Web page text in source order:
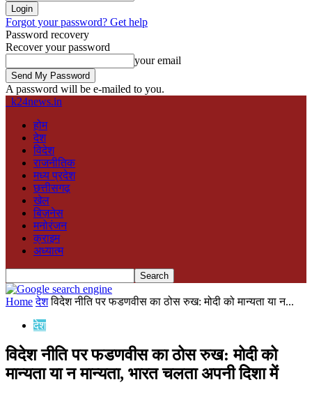
Forgot your password? Get help
Password recovery
Recover your password
your email
A password will be e-mailed to you.
k24news.in
होम
देश
विदेश
राजनीतिक
मध्य प्रदेश
छत्तीसगढ़
खेल
बिज़नेस
मनोरंजन
क्राइम
अध्यात्म
Home देश विदेश नीति पर फडणवीस का ठोस रुख: मोदी को मान्यता या न...
देश
विदेश नीति पर फडणवीस का ठोस रुख: मोदी को
मान्यता या न मान्यता, भारत चलता अपनी दिशा में